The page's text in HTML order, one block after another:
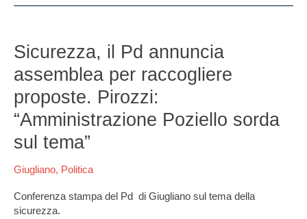
Sicurezza, il Pd annuncia
assemblea per raccogliere
proposte. Pirozzi:
“Amministrazione Poziello sorda
sul tema”
Giugliano, Politica
Conferenza stampa del Pd di Giugliano sul tema della
sicurezza.
il
Pd
annuncia
per
raccogliere
proposte.
Pirozzi:
Poziello
sorda
sul